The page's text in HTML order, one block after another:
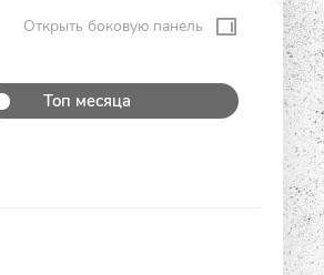
Открыть боковую панель
Топ месяца